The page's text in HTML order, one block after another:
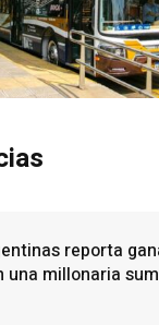
reporta
una millonaria